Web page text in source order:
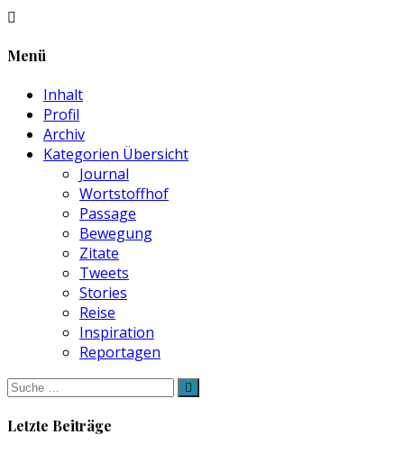
Menü
Inhalt
Profil
Archiv
Kategorien Übersicht
Journal
Wortstoffhof
Passage
Bewegung
Zitate
Tweets
Stories
Reise
Inspiration
Reportagen
Suche
nach:
Letzte Beiträge